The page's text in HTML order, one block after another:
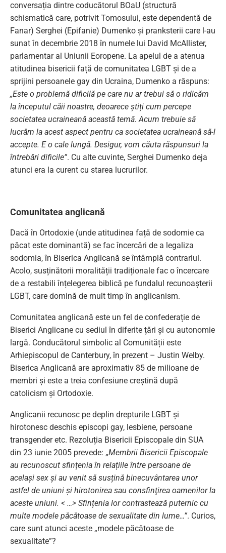
conversația dintre coducătorul BOaU (structură
schismatică care, potrivit Tomosului, este dependentă de
Fanar) Serghei (Epifanie) Dumenko și pranksterii care l-au
sunat în decembrie 2018 în numele lui David McAllister,
parlamentar al Uniunii Eoropene. La apelul de a atenua
atitudinea bisericii față de comunitatea LGBT și de a
sprijini persoanele gay din Ucraina, Dumenko a răspuns:
„Este o problemă dificilă pe care nu ar trebui să o ridicăm
la începutul căii noastre, deoarece știți cum percepe
societatea ucraineană această temă. Acum trebuie să
lucrăm la acest aspect pentru ca societatea ucraineană să-l
accepte. E o cale lungă. Desigur, vom căuta răspunsuri la
întrebări dificile”. Cu alte cuvinte, Serghei Dumenko deja
atunci era la curent cu starea lucrurilor.
Comunitatea anglicană
Dacă în Ortodoxie (unde atitudinea față de sodomie ca
păcat este dominantă) se fac încercări de a legaliza
sodomia, în Biserica Anglicană se întâmplă contrariul.
Acolo, susținătorii moralității tradiționale fac o încercare
de a restabili înțelegerea biblică pe fundalul recunoașterii
LGBT, care domină de mult timp în anglicanism.
Comunitatea anglicană este un fel de confederație de
Biserici Anglicane cu sediul în diferite țări și cu autonomie
largă. Conducătorul simbolic al Comunității este
Arhiepiscopul de Canterbury, în prezent – Justin Welby.
Biserica Anglicană are aproximativ 85 de milioane de
membri și este a treia confesiune creștină după
catolicism și Ortodoxie.
Anglicanii recunosc pe deplin drepturile LGBT și
hirotonesc deschis episcopi gay, lesbiene, persoane
transgender etc. Rezoluția Bisericii Episcopale din SUA
din 23 iunie 2005 prevede: „Membrii Bisericii Episcopale
au recunoscut sfințenia în relațiile între persoane de
același sex și au venit să susțină binecuvântarea unor
astfel de uniuni și hirotonirea sau consfinţirea oamenilor la
aceste uniuni. < …> Sfințenia lor contrastează puternic cu
multe modele păcătoase de sexualitate din lume…”. Curios,
care sunt atunci aceste „modele păcătoase de
sexualitate”?